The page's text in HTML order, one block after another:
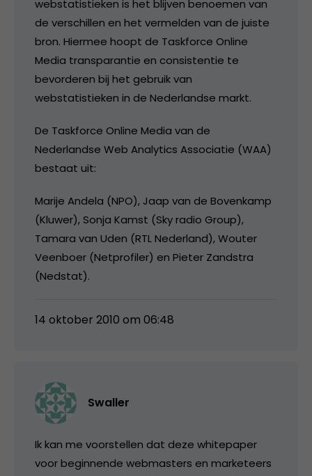
webstatistieken is het blijven benoemen van
de verschillen en het vermelden van de juiste
bron. Hiermee hoopt de Taskforce Online
Media transparantie en consistentie te
bevorderen bij het gebruik van
webstatistieken in de Nederlandse markt.
De Taskforce Online Media van de
Nederlandse Web Analytics Associatie (WAA)
bestaat uit:
Marije Andela (NPO), Jaap van de Bovenkamp
(Kluwer), Sonja Kamst (Sky radio Group),
Tamara van Uden (RTL Nederland), Wouter
Veenboer (Netprofiler) en Pieter Zandstra
(Nedstat).
14 oktober 2010 om 06:48
Swaller
Ik kan me voorstellen dat deze whitepaper
voor beginnende webmasters en marketeers